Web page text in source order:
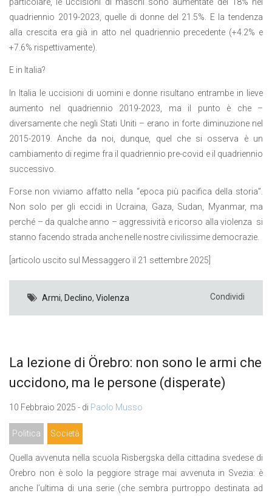
quadriennio 2019-2023, quelle di donne del 21.5%. E la tendenza
alla crescita era già in atto nel quadriennio precedente (+4.2% e
+7.6% rispettivamente).
E in Italia?
In Italia le uccisioni di uomini e donne risultano entrambe in lieve
aumento nel quadriennio 2019-2023, ma il punto è che –
diversamente che negli Stati Uniti – erano in forte diminuzione nel
2015-2019. Anche da noi, dunque, quel che si osserva è un
cambiamento di regime fra il quadriennio pre-covid e il quadriennio
successivo.
Forse non viviamo affatto nella “epoca più pacifica della storia”.
Non solo per gli eccidi in Ucraina, Gaza, Sudan, Myanmar, ma
perché – da qualche anno – aggressività e ricorso alla violenza si
stanno facendo strada anche nelle nostre civilissime democrazie.
[articolo uscito sul Messaggero il 21 settembre 2025]
Armi, Declino, Violenza Condividi
La lezione di Örebro: non sono le armi che
uccidono, ma le persone (disperate)
10 Febbraio 2025 - di Paolo Musso
Politica Società
Quella avvenuta nella scuola Risbergska della cittadina svedese di
Örebro non è solo la peggiore strage mai avvenuta in Svezia: è
anche l’ultima di una serie (che sembra purtroppo destinata ad